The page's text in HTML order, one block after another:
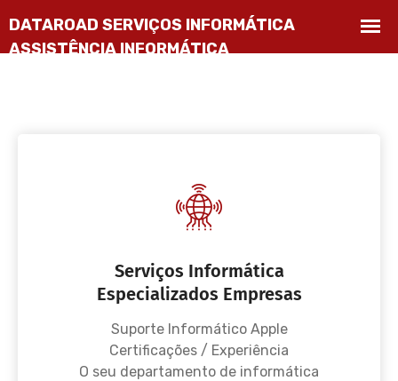
Serviços Informática
Especializados Empresas
Suporte Informático Apple
Certificações / Experiência
O seu departamento de informática